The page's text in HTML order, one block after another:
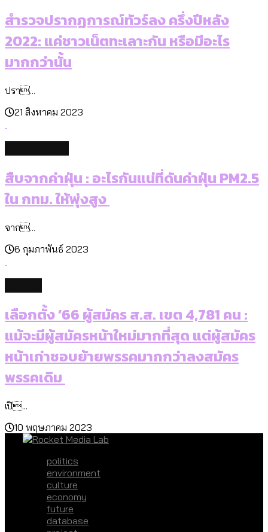
สำรวจปรากฏการณ์ทัวร์ลง ครึ่งปีหลัง
2022: แค่ชาวเน็ตทะเลาะกัน หรือมีอะไร
มากกว่านั้น
ปรา...
21 สิงหาคม 2023
สืบจากค่าฝุ่น : อะไรกันแน่ที่ดันค่าฝุ่น PM2.5
ใน กทม. ให้พุ่งสูง
จาก...
6 กุมภาพันธ์ 2023
เลือกตั้ง ’66 ผู้สมัคร ส.ส. เขต 4,781 คน :
แม้จะมีผู้สมัครหน้าใหม่มากที่สุด แต่ผู้สมัคร
หน้าเก่าชอบย้ายพรรคมากกว่าลงสมัคร
พรรคเดิม
เปิ...
10 พฤษภาคม 2023
politics
environment
culture
economy
future
database